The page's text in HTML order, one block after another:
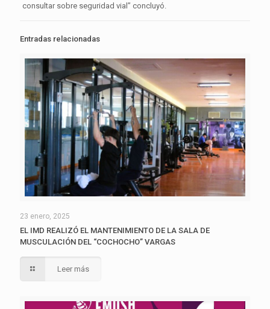
consultar sobre seguridad vial” concluyó.
Entradas relacionadas
23 enero, 2025
EL IMD REALIZÓ EL MANTENIMIENTO DE LA SALA DE
MUSCULACIÓN DEL “COCHOCHO” VARGAS
Leer más